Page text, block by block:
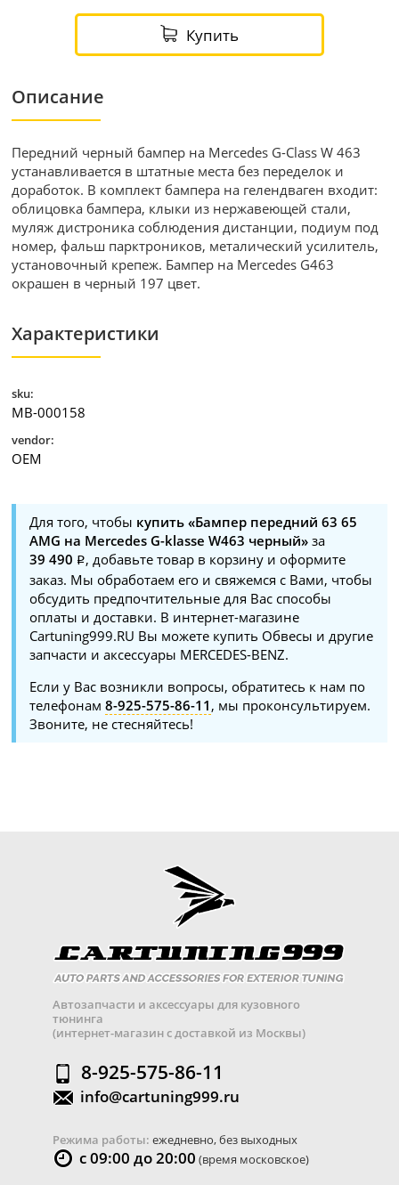
Купить
Описание
Передний черный бампер на Mercedes G-Class W 463
устанавливается в штатные места без переделок и
доработок. В комплект бампера на гелендваген входит:
облицовка бампера, клыки из нержавеющей стали,
муляж дистроника соблюдения дистанции, подиум под
номер, фальш парктроников, металический усилитель,
установочный крепеж. Бампер на Mercedes G463
окрашен в черный 197 цвет.
Характеристики
sku:
MB-000158
vendor:
OEM
Для того, чтобы купить «Бампер передний 63 65
AMG на Mercedes G-klasse W463 черный» за
39 490
, добавьте товар в корзину и оформите
заказ. Мы обработаем его и свяжемся с Вами, чтобы
обсудить предпочтительные для Вас способы
оплаты и доставки. В интернет-магазине
Cartuning999.RU Вы можете купить Обвесы и другие
запчасти и аксессуары MERCEDES-BENZ.
Если у Вас возникли вопросы, обратитесь к нам по
телефонам8-925-575-86-11 , мы проконсультируем.
Звоните, не стесняйтесь!
Автозапчасти и аксессуары для кузовного
тюнинга
(интернет-магазин с доставкой из Москвы)
8-925-575-86-11
info@cartuning999.ru
Режима работы: ежедневно, без выходных
с 09:00 до 20:00 (время московское)